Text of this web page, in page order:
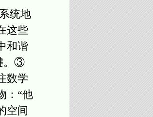
统地
这些
和谐
。③
数学
：“他
空间